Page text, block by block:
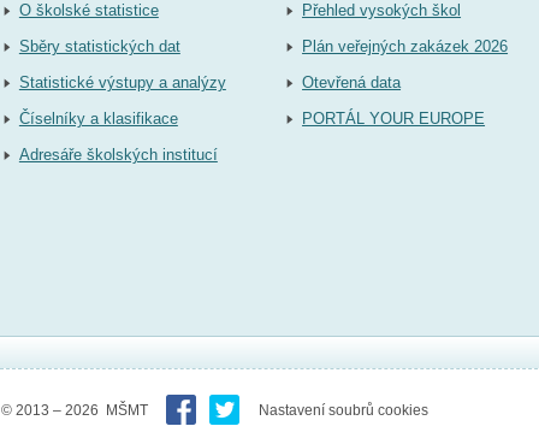
O školské statistice
Sběry statistických dat
Statistické výstupy a analýzy
Číselníky a klasifikace
Adresáře školských institucí
Přehled vysokých škol
Plán veřejných zakázek 2026
Otevřená data
PORTÁL YOUR EUROPE
© 2013 – 2026 MŠMT Nastavení soubrů cookies